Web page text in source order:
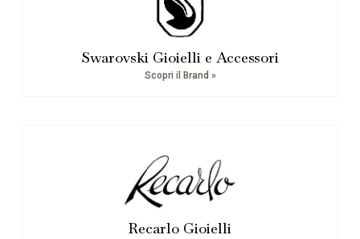
Swarovski Gioielli e Accessori
Scopri il Brand »
Recarlo Gioielli